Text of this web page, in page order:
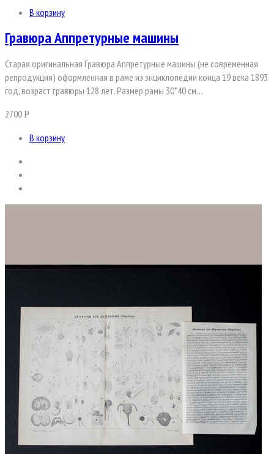
В корзину
Гравюра Аппретурные машины
Старая оригинальная Гравюра Аппретурные машины (не современная
репродукция) оформленная в раме из энциклопедии конца 19 века 1893
год, возраст гравюры 128 лет. Размер рамы 30*40 см…
2700Р
В корзину